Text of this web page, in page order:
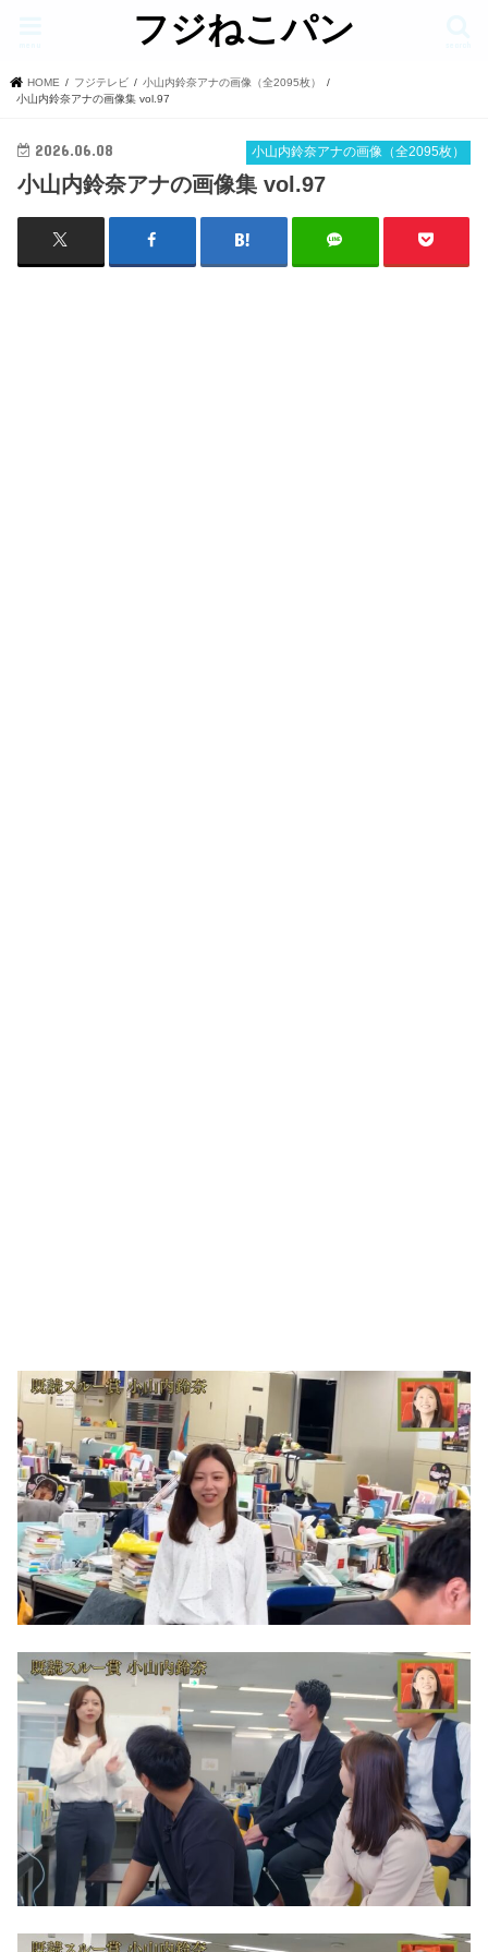
フジねこパン
HOME フジテレビ
小山内鈴奈アナの画像（全2095枚）
小山内鈴奈アナの画像集 vol.97
小山内鈴奈アナの画像（全2095枚）
2026.06.08
小山内鈴奈アナの画像集 vol.97